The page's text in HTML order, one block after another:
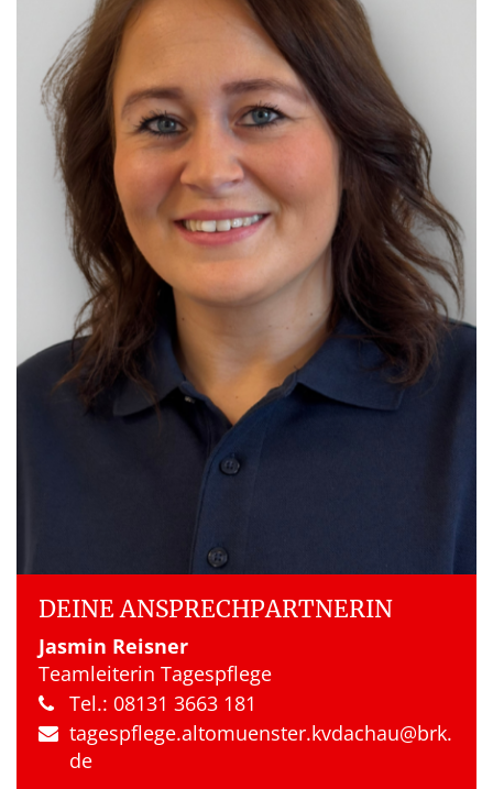
DEINE ANSPRECH­PARTNERIN
Jasmin Reisner
Teamleiterin Tagespflege
Tel.: 08131 3663 181
tagespflege.​altomuenster.​kvdachau​@brk.​
de